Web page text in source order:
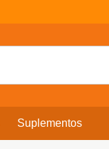
Suplementos